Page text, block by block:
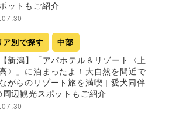
ットもご紹介
ア別で探す 中部
【新潟】「アパホテル＆リゾート〈上
〉」に泊まったよ！大自然を間近で
がらのリゾート旅を満喫 | 愛犬同伴
周辺観光スポットもご紹介